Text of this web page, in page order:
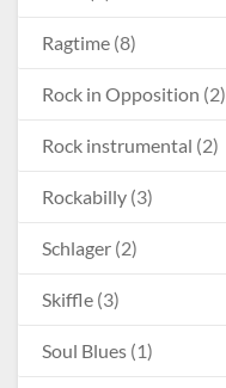
Ragtime (8)
Rock in Opposition (2)
Rock instrumental (2)
Rockabilly (3)
Schlager (2)
Skiffle (3)
Soul Blues (1)